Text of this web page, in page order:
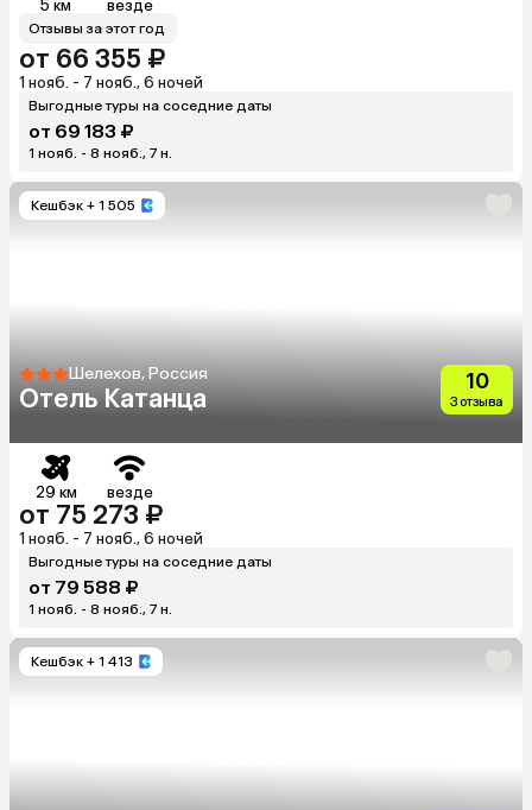
5 км везде
Отзывы за этот год
от 66 355 ₽
1 нояб. - 7 нояб., 6 ночей
Выгодные туры на соседние даты
от 69 183 ₽
1 нояб. - 8 нояб., 7 н.
Кешбэк + 1 505
Шелехов, Россия
Отель Катанца
10
3 отзыва
29 км везде
от 75 273 ₽
1 нояб. - 7 нояб., 6 ночей
Выгодные туры на соседние даты
от 79 588 ₽
1 нояб. - 8 нояб., 7 н.
Кешбэк + 1 413